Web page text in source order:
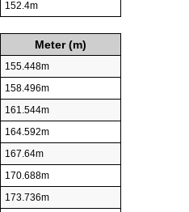
152.4m
Meter (m)
155.448m
158.496m
161.544m
164.592m
167.64m
170.688m
173.736m